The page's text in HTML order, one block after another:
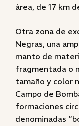
área, de 17 km
Otra zona de
Negras, una
manto de
fragmentada o
tamaño y color
Campo de
formaciones
denominadas